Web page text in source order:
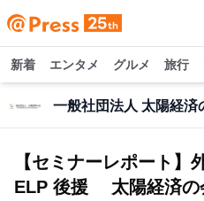
新着 エンタメ グルメ 旅行
一般社団法人 太陽経済
【セミナーレポート】
ELP 後援 太陽経済